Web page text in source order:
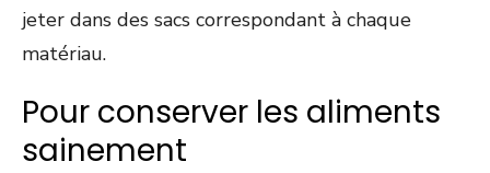
jeter dans des sacs correspondant à chaque
matériau.
Pour conserver les aliments
sainement